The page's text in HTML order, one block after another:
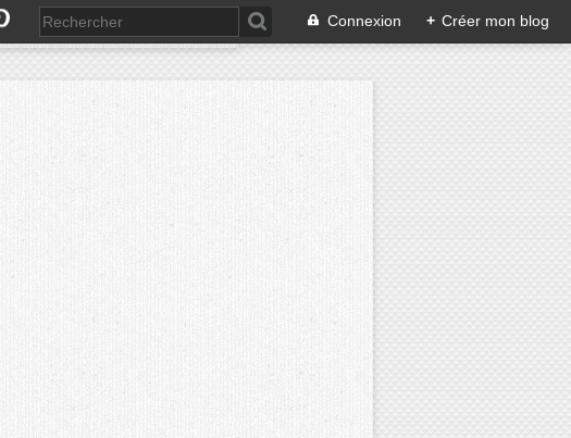
Connexion + Créer mon blog